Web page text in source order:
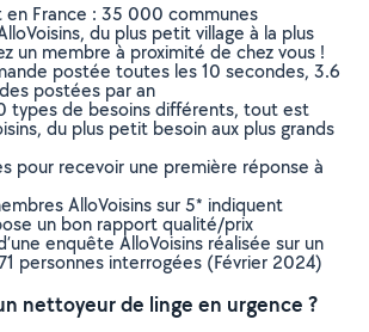
en France : 35 000 communes
du plus petit village à la plus
un membre à proximité de chez vous !
postée toutes les 10 secondes, 3.6
postées par an
types de besoins différents, tout est
du plus petit besoin aux plus grands
pour recevoir une première réponse à
AlloVoisins sur 5* indiquent
un bon rapport qualité/prix
enquête AlloVoisins réalisée sur un
personnes interrogées (Février 2024)
nettoyeur de linge en urgence ?